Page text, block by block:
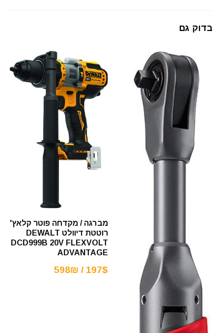
בדוק גם
מברגה / מקדחה פוטר קלאץ'
רוטטת דיוולט DEWALT
DCD999B 20V FLEXVOLT
ADVANTAGE
197$ / 598₪